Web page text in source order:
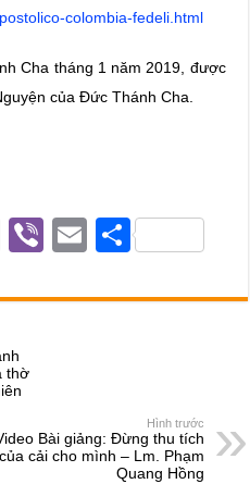
colombia-fedeli.html
Cha tháng 1 năm 2019, được
của Đức Thánh Cha.
T
e
a
d
s
Vi
er
E
ail
S
ar
thờ
Hình trước
Bài giảng: Đừng thu tích
của cải cho mình – Lm. Phạm
Quang Hồng